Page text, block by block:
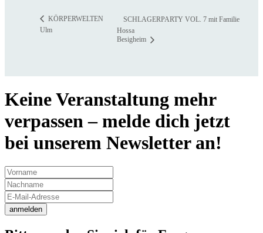
KÖRPERWELTEN
Ulm
SCHLAGERPARTY VOL. 7 mit Familie
Hossa
Besigheim
Keine Veranstaltung mehr
verpassen – melde dich jetzt
bei unserem Newsletter an!
anmelden